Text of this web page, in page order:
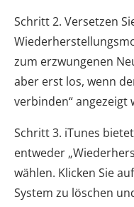
Schritt 2. Versetzen
zum erzwungenen
aber erst los, wenn
verbinden“ angezeigt
Schritt 3. iTunes
entweder
wählen. Klicken Sie
System zu löschen